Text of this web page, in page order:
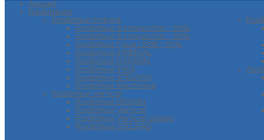
Accueil
Radiateurs
Radiateur intégré
Radiateur 6 connection - 50%
Radiateur 8 connection - 50%
Radiateur Face LISSE - 50%
Radiateur IMPERIAL
Radiateur RADSON
Radiateur IMAS
Radiateur STELRAD
Radiateur Electrique
Radiateur vertical
Radiateur DESIGN
Radiateur Vertical
Radiateur Vertical classic
Radiateur STELRAD